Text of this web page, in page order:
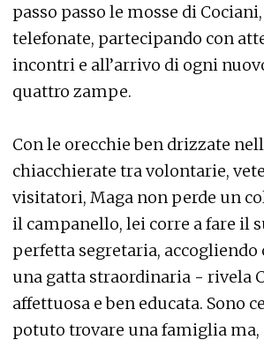
passo passo le mosse di
telefonate, partecipando con
incontri e all’arrivo di ogni
quattro zampe.
Con le orecchie ben drizzate
chiacchierate tra volontarie,
visitatori, Maga non perde un
il campanello, lei corre a fare il
perfetta segretaria, accogliendo
una gatta straordinaria - rivela
affettuosa e ben educata. Sono
potuto trovare una famiglia ma,